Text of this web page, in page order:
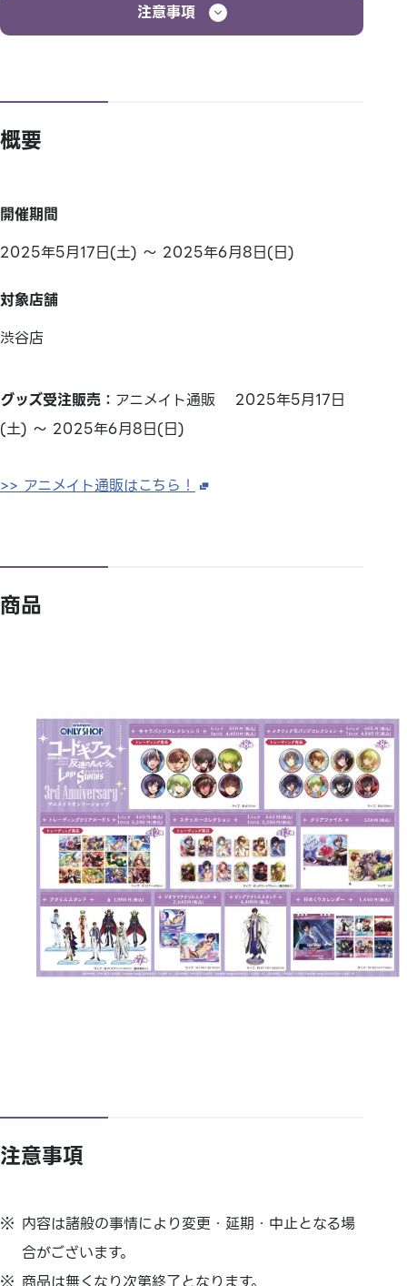
注意事項
概要
開催期間
2025年5月17日(土) ～ 2025年6月8日(日)
対象店舗
渋谷店
グッズ受注販売： アニメイト通販 2025年5月17日
(土) ～ 2025年6月8日(日)
>> アニメイト通販はこちら！
商品
注意事項
内容は諸般の事情により変更・延期・中止となる場
合がございます。